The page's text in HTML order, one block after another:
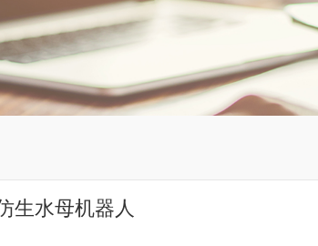
生水母机器人